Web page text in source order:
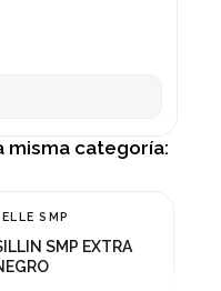
misma categoría:
NUEVO
SMP
SMP EXTRA